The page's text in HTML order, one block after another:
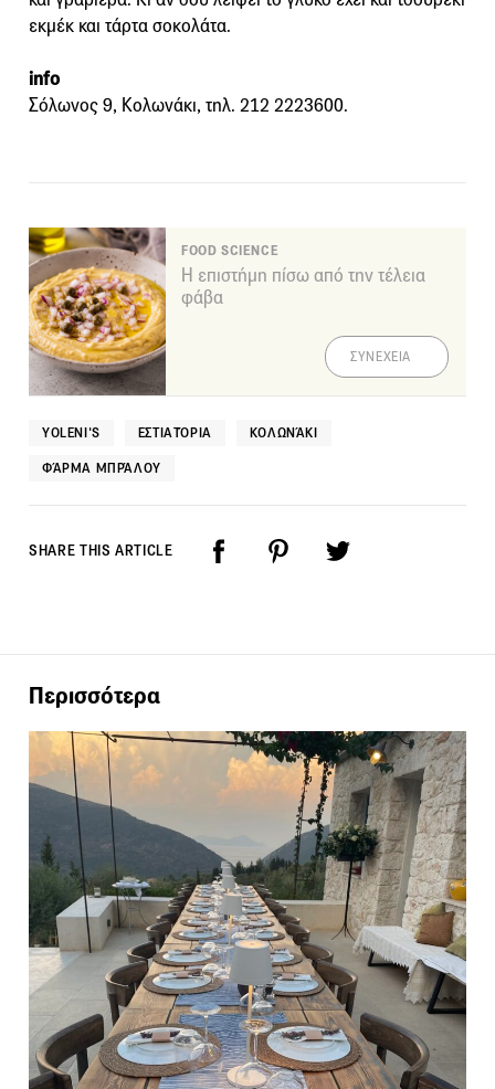
εκμέκ και τάρτα σοκολάτα.
info
Σόλωνος 9, Κολωνάκι, τηλ. 212 2223600.
FOOD SCIENCE
Η επιστήμη πίσω από την τέλεια
φάβα
ΣΥΝΕΧΕΙΑ
YOLENI'S ΕΣΤΙΑΤΌΡΙΑ ΚΟΛΩΝΆΚΙ
ΦΆΡΜΑ ΜΠΡΆΛΟΥ
SHARE THIS ARTICLE
Περισσότερα